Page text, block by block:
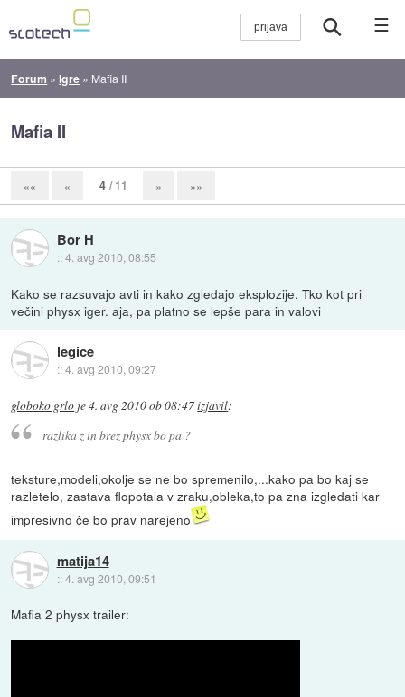
☰
Forum »Igre » Mafia II
Mafia II
«« « 4 / 11 » »»
Bor H
::4. avg 2010, 08:55
Kako se razsuvajo avti in kako zgledajo eksplozije. Tko kot pri
večini physx iger. aja, pa platno se lepše para in valovi
legice
::4. avg 2010, 09:27
globoko grlo je4. avg 2010 ob 08:47izjavil:
razlika z in brez physx bo pa ?
teksture,modeli,okolje se ne bo spremenilo,...kako pa bo kaj se
razletelo, zastava flopotala v zraku,obleka,to pa zna izgledati kar
impresivno če bo prav narejeno
matija14
::4. avg 2010, 09:51
Mafia 2 physx trailer: